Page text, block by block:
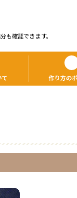
も確認できます。
て 作り方の